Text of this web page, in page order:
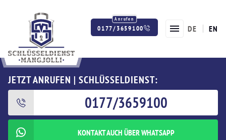
0177/3659100 DE EN
JETZT ANRUFEN | SCHLÜSSELDIENST:
0177/3659100
KONTAKT AUCH ÜBER WHATSAPP